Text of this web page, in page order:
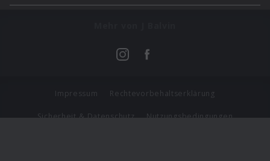
Impressum Rechtevorbehaltserklärung
Sicherheit & Datenschutz Nutzungsbedingungen